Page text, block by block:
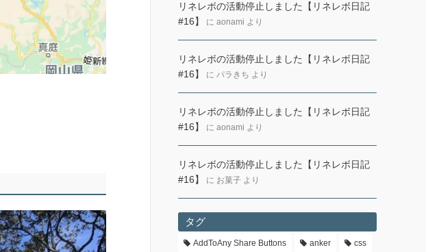
リネレボの活動停止しました【リネレボ日記
#16】
に aonami より
リネレボの活動停止しました【リネレボ日記
#16】
に パラきち より
リネレボの活動停止しました【リネレボ日記
#16】
に aonami より
リネレボの活動停止しました【リネレボ日記
#16】
に お菓子 より
タグ
AddToAny Share Buttons anker css